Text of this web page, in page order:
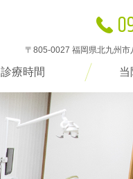
〒805-0027 福岡県北九州
診療時間 当